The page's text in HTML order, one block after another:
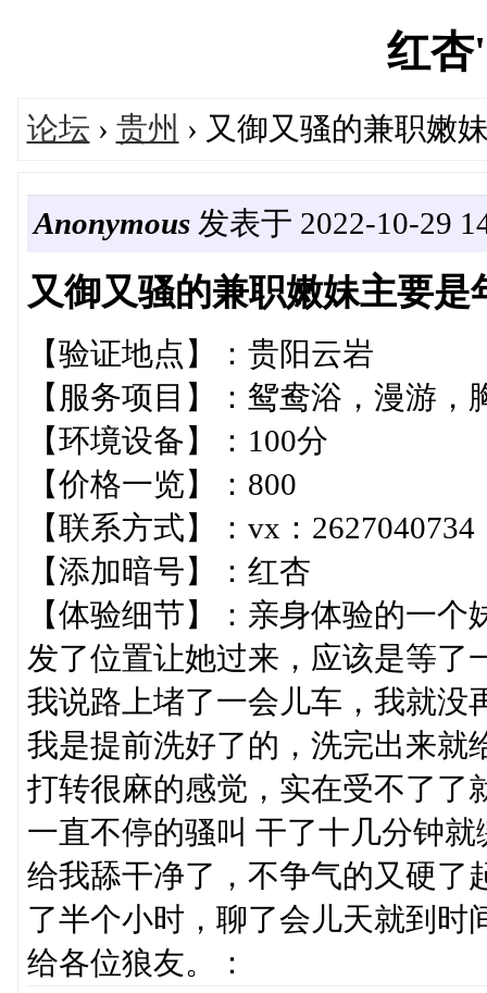
红杏
论坛 › 贵州 › 又御又骚的兼职嫩
Anonymous发表于 2022-10-29
又御又骚的兼职嫩妹主要是
【验证地点】：贵阳云岩
【服务项目】：鸳鸯浴，漫游
【环境设备】：100分
【价格一览】：800
【联系方式】：vx：2627040734
【添加暗号】：红杏
【体验细节】：亲身体验的一
发了位置让她过来，应该是等了
我说路上堵了一会儿车，我就没
我是提前洗好了的，洗完出来就
打转很麻的感觉，实在受不了了
一直不停的骚叫 干了十几分钟
给我舔干净了，不争气的又硬了
了半个小时，聊了会儿天就到时
给各位狼友。：